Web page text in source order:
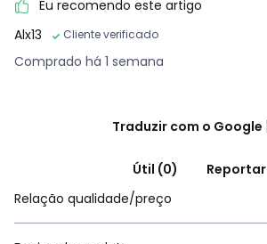
Eu recomendo este artigo
Alx13
Cliente verificado
Comprado há 1 semana
Traduzir com o Google
Útil (0)
Reportar
Relação qualidade/preço